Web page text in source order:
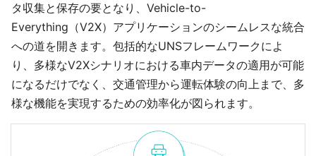
タ収集と保存の要となり、Vehicle-to-
Everything（V2X）アプリケーションのシームレスな統合
への道を開きます。包括的なUNSフレームワークによ
り、多様なV2Xシナリオにおける車内データの適用が可能
になるだけでなく、交通管理から運転体験の向上まで、多
様な機能を実現するための効率化が図られます。